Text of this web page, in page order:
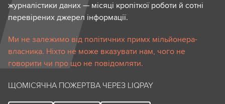
журналістики даних — місяці кропіткої роботи й сотні
перевірених джерел інформації.
Ми не залежимо від політичних примх мільйонера-
власника. Ніхто не може вказувати нам, чого не
говорити чи про що не повідомляти.
ЩОМІСЯЧНА ПОЖЕРТВА ЧЕРЕЗ LIQPAY